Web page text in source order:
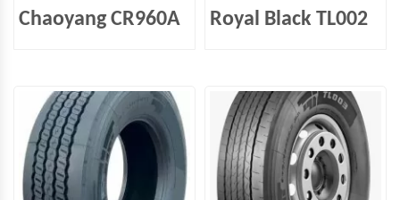
Chaoyang CR960A Royal Black TL002